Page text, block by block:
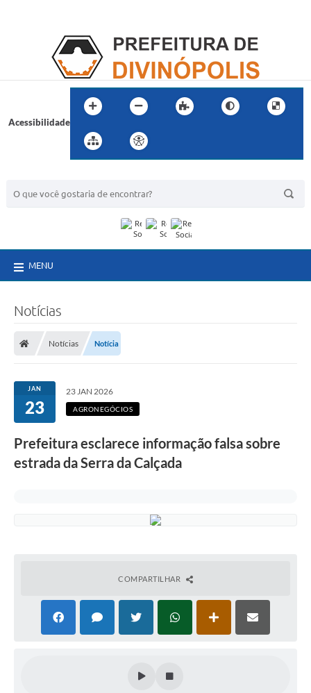
Acessibilidade
MENU
Notícias
Notícias Notícia
JAN
23
23 JAN 2026
AGRONEGÓCIOS
Prefeitura esclarece informação falsa sobre
estrada da Serra da Calçada
COMPARTILHAR